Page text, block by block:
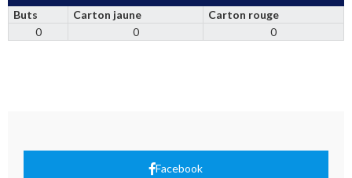
Buts Carton jaune
Carton rouge
0
0 0
Facebook